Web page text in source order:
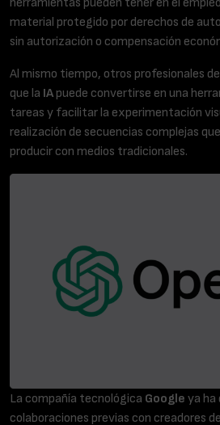
material protegido por derechos de
sin autorización o compensación
Al mismo tiempo, otros profesionales
que la IApuede convertirse en una
tareas y facilitar la experimentación
realización de secuencias complejas
producir con medios tradicionales.
La compañía tecnológica Google ya ha
colaboraciones previas con creadores